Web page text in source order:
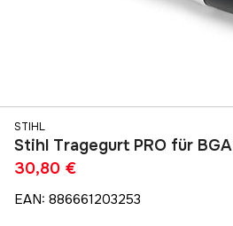
STIHL
Stihl Tragegurt PRO für BGA
30,80 €
EAN: 886661203253